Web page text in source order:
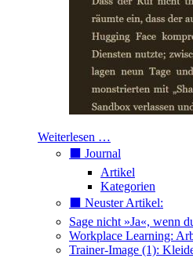
Weiterlesen …
⬛️ Journal
Artikel
Kategorien
⬛️ Neuster Artikel:
Sage nicht »Ja«, wenn
Workplace Learning:
Trainer-Image (1):